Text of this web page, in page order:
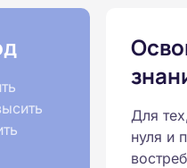
Для
нуля и